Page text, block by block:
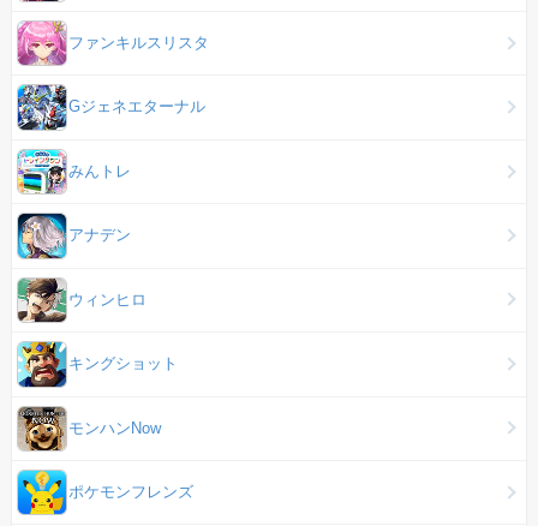
ファンキルスリスタ
Gジェネエターナル
みんトレ
アナデン
ウィンヒロ
キングショット
モンハンNow
ポケモンフレンズ